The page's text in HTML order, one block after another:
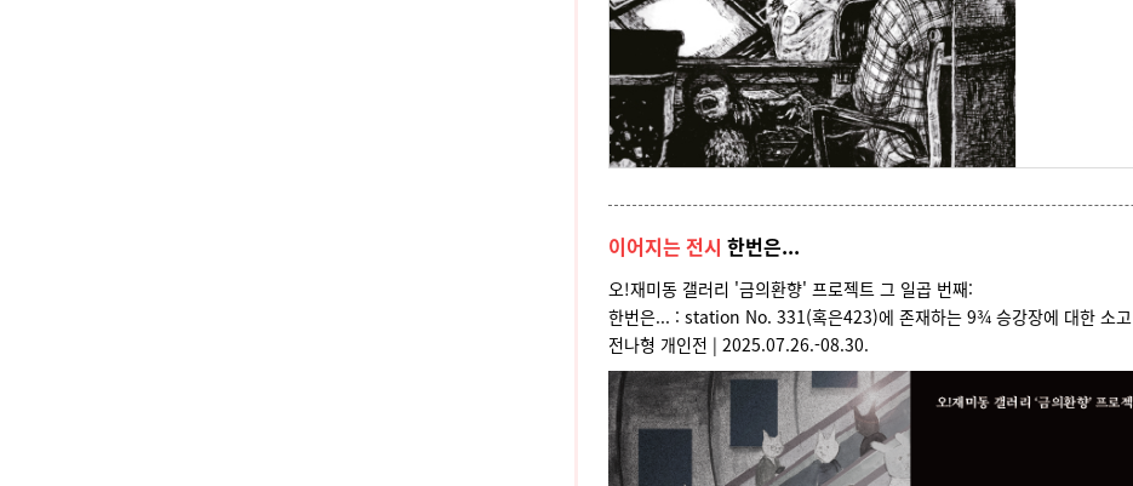
이어지는 전시 한번은...
오!재미동 갤러리 '금의환향' 프로젝트 그 일곱 번째:
한번은... : station No. 331(혹은423)에 존재하는 9¾ 승강장에 대한 소고
전나형 개인전 | 2025.07.26.-08.30.